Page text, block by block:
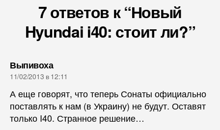
7 ответов к “Новый
Hyundai i40: стоит ли?”
Выпивохапишет:
11/02/2013 в 12:11
А еще говорят, что теперь Сонаты официально
поставлять к нам (в Украину) не будут. Оставят
только I40. Странное решение…